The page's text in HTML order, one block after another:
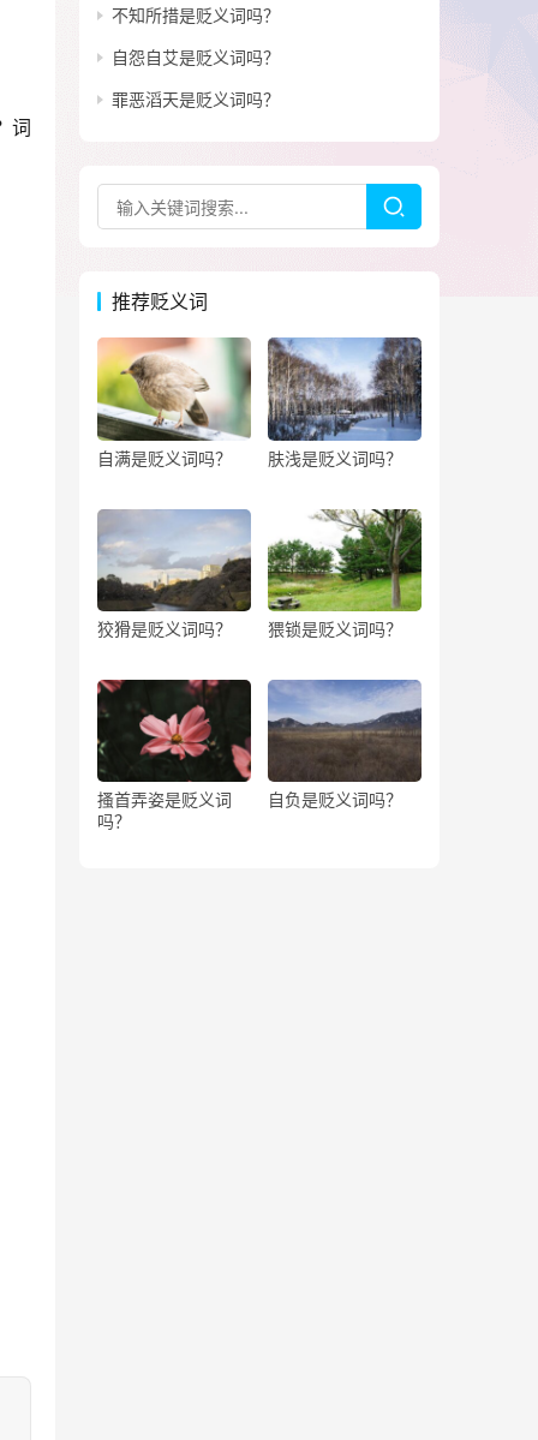
词
不知所措是贬义词吗？
自怨自艾是贬义词吗？
罪恶滔天是贬义词吗？
推荐贬义词
自满是贬义词吗？ 肤浅是贬义词吗？
狡猾是贬义词吗？ 猥锁是贬义词吗？
搔首弄姿是贬义词
吗？
自负是贬义词吗？